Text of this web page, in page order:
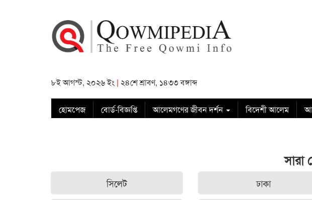
৮ই আগস্ট, ২০২৬ ইং | ২৪শে শ্রাবণ, ১৪৩৩ বঙ্গাব্দ
হোমপেজ বোর্ড-বিজ্ঞপ্তি আলেমগণের জীবন দর্শন বিদেশী আলেম
সারা
সিলেট ঢাকা